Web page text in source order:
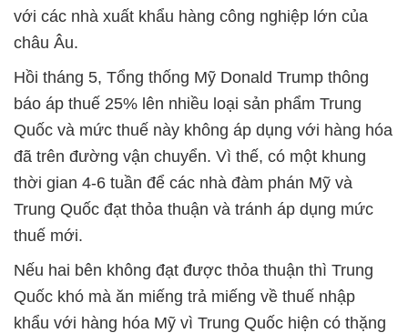
với các nhà xuất khẩu hàng công nghiệp lớn của
châu Âu.
Hồi tháng 5, Tổng thống Mỹ Donald Trump thông
báo áp thuế 25% lên nhiều loại sản phẩm Trung
Quốc và mức thuế này không áp dụng với hàng hóa
đã trên đường vận chuyển. Vì thế, có một khung
thời gian 4-6 tuần để các nhà đàm phán Mỹ và
Trung Quốc đạt thỏa thuận và tránh áp dụng mức
thuế mới.
Nếu hai bên không đạt được thỏa thuận thì Trung
Quốc khó mà ăn miếng trả miếng về thuế nhập
khẩu với hàng hóa Mỹ vì Trung Quốc hiện có thặng